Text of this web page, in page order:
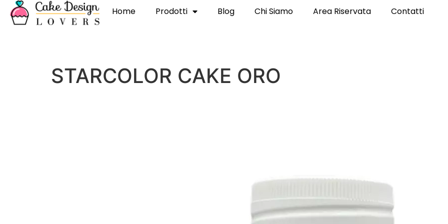
Home Prodotti Blog Chi Siamo Area Riservata Contatti
STARCOLOR CAKE ORO